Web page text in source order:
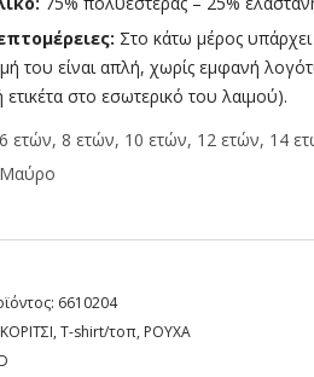
Στο κάτω μέρος
του είναι απλή, χωρίς εμφανή
ετικέτα στο εσωτερικό του λαιμού).
6 ετών, 8 ετών, 10 ετών, 12 ετών, 14
Μαύρο
6610204
ΚΟΡΙΤΣΙ, T-shirt/τοπ, ΡΟΥΧΑ